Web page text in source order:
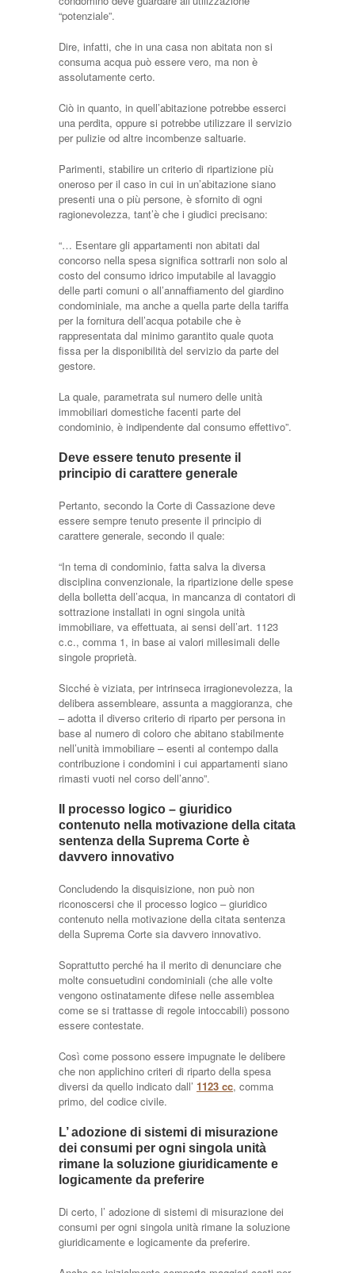
“potenziale”.
Dire, infatti, che in una casa non abitata non si
consuma acqua può essere vero, ma non è
assolutamente certo.
Ciò in quanto, in quell’abitazione potrebbe esserci
una perdita, oppure si potrebbe utilizzare il servizio
per pulizie od altre incombenze saltuarie.
Parimenti, stabilire un criterio di ripartizione più
oneroso per il caso in cui in un’abitazione siano
presenti una o più persone, è sfornito di ogni
ragionevolezza, tant’è che i giudici precisano:
“… Esentare gli appartamenti non abitati dal
concorso nella spesa significa sottrarli non solo al
costo del consumo idrico imputabile al lavaggio
delle parti comuni o all’annaffiamento del giardino
condominiale, ma anche a quella parte della tariffa
per la fornitura dell’acqua potabile che è
rappresentata dal minimo garantito quale quota
fissa per la disponibilità del servizio da parte del
gestore.
La quale, parametrata sul numero delle unità
immobiliari domestiche facenti parte del
condominio, è indipendente dal consumo effettivo”.
Deve essere tenuto presente il
principio di carattere generale
Pertanto, secondo la Corte di Cassazione deve
essere sempre tenuto presente il principio di
carattere generale, secondo il quale:
“In tema di condominio, fatta salva la diversa
disciplina convenzionale, la ripartizione delle spese
della bolletta dell’acqua, in mancanza di contatori di
sottrazione installati in ogni singola unità
immobiliare, va effettuata, ai sensi dell’art. 1123
c.c., comma 1, in base ai valori millesimali delle
singole proprietà.
Sicché è viziata, per intrinseca irragionevolezza, la
delibera assembleare, assunta a maggioranza, che
– adotta il diverso criterio di riparto per persona in
base al numero di coloro che abitano stabilmente
nell’unità immobiliare – esenti al contempo dalla
contribuzione i condomini i cui appartamenti siano
rimasti vuoti nel corso dell’anno”.
Il processo logico – giuridico
contenuto nella motivazione della citata
sentenza della Suprema Corte è
davvero innovativo
Concludendo la disquisizione, non può non
riconoscersi che il processo logico – giuridico
contenuto nella motivazione della citata sentenza
della Suprema Corte sia davvero innovativo.
Soprattutto perché ha il merito di denunciare che
molte consuetudini condominiali (che alle volte
vengono ostinatamente difese nelle assemblea
come se si trattasse di regole intoccabili) possono
essere contestate.
Così come possono essere impugnate le delibere
che non applichino criteri di riparto della spesa
diversi da quello indicato dall’ 1123 cc, comma
primo, del codice civile.
L’ adozione di sistemi di misurazione
dei consumi per ogni singola unità
rimane la soluzione giuridicamente e
logicamente da preferire
Di certo, l’ adozione di sistemi di misurazione dei
consumi per ogni singola unità rimane la soluzione
giuridicamente e logicamente da preferire.